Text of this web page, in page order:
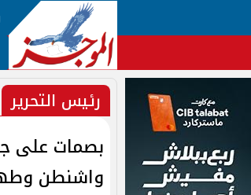
رئيس التحرير
بصمات على
واشنطن